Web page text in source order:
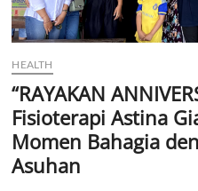
HEALTH
“RAYAKAN
Fisioterapi Astina
Momen Bahagia
Asuhan